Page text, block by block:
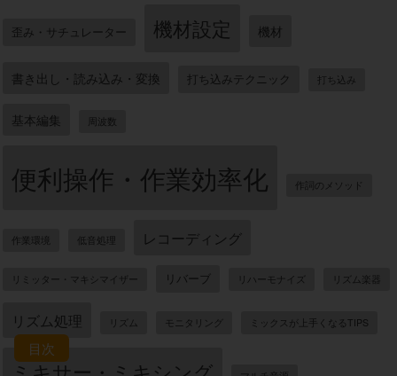
目次
歪み・サチュレーター 機材設定 機材
書き出し・読み込み・変換 打ち込みテクニック 打ち込み
基本編集 周波数
便利操作・作業効率化 作詞のメソッド
作業環境 低音処理 レコーディング
リミッター・マキシマイザー リバーブ リハーモナイズ リズム楽器
リズム処理 リズム モニタリング ミックスが上手くなるTIPS